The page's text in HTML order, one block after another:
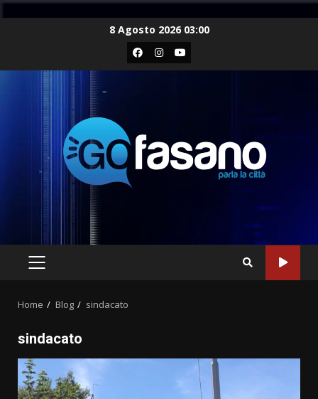
8 Agosto 2026 03:00
Facebook
Instagram
Youtube
PRIMARY
Home Blog sindacato
sindacato